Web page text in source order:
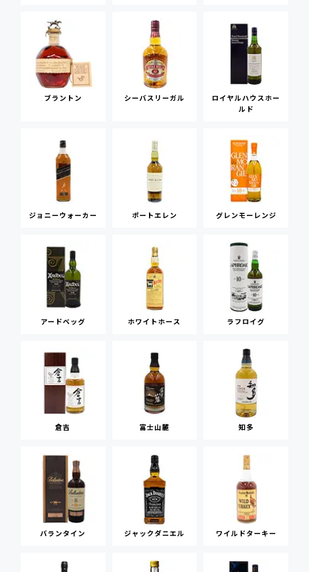
ブラントン シーバスリーガル
ロイヤルハウスホー
ルド
ジョニーウォーカー ポートエレン グレンモーレンジ
アードベッグ ホワイトホース ラフロイグ
倉吉 富士山麓 知多
バランタイン ジャックダニエル ワイルドターキー